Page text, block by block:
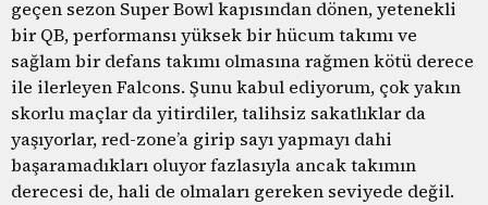
geçen sezon Super Bowl kapısından dönen, yetenekli
bir QB, performansı yüksek bir hücum takımı ve
sağlam bir defans takımı olmasına rağmen kötü derece
ile ilerleyen Falcons. Şunu kabul ediyorum, çok yakın
skorlu maçlar da yitirdiler, talihsiz sakatlıklar da
yaşıyorlar, red-zone’a girip sayı yapmayı dahi
başaramadıkları oluyor fazlasıyla ancak takımın
derecesi de, hali de olmaları gereken seviyede değil.